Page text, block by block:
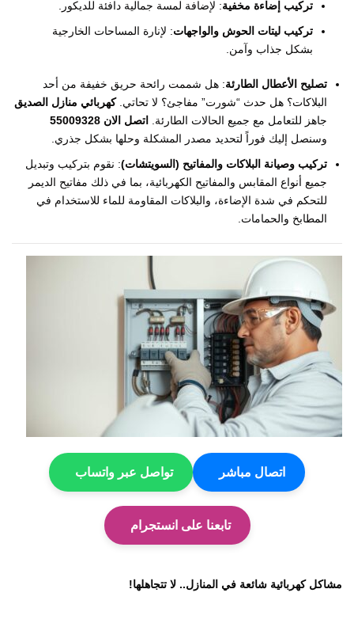
تركيب إضاءة مخفية: لإضافة لمسة جمالية دافئة للديكور.
تركيب ليتات الحوش والواجهات: لإنارة المساحات الخارجية
بشكل جذاب وآمن.
تصليح الأعطال الطارئة: هل شممت رائحة حريق خفيفة من أحد
البلاكات؟ هل حدث “شورت” مفاجئ؟ لا تحاتي.كهربائي منازل الصديق
جاهز للتعامل مع جميع الحالات الطارئة. اتصل الان 55009328
وسنصل إليك فوراً لتحديد مصدر المشكلة وحلها بشكل جذري.
تركيب وصيانة البلاكات والمفاتيح (السويتشات): نقوم بتركيب وتبديل
جميع أنواع المقابس والمفاتيح الكهربائية، بما في ذلك مفاتيح الديمر
للتحكم في شدة الإضاءة، والبلاكات المقاومة للماء للاستخدام في
المطابخ والحمامات.
اتصال مباشر تواصل عبر واتساب
تابعنا على انستجرام
مشاكل كهربائية شائعة في المنازل.. لا تتجاهلها!